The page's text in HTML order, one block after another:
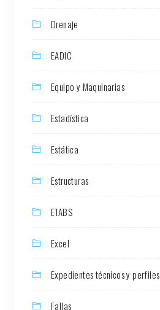
Drenaje
EADIC
Equipo y Maquinarias
Estadística
Estática
Estructuras
ETABS
Excel
Expedientes técnicos y perfiles
Fallas